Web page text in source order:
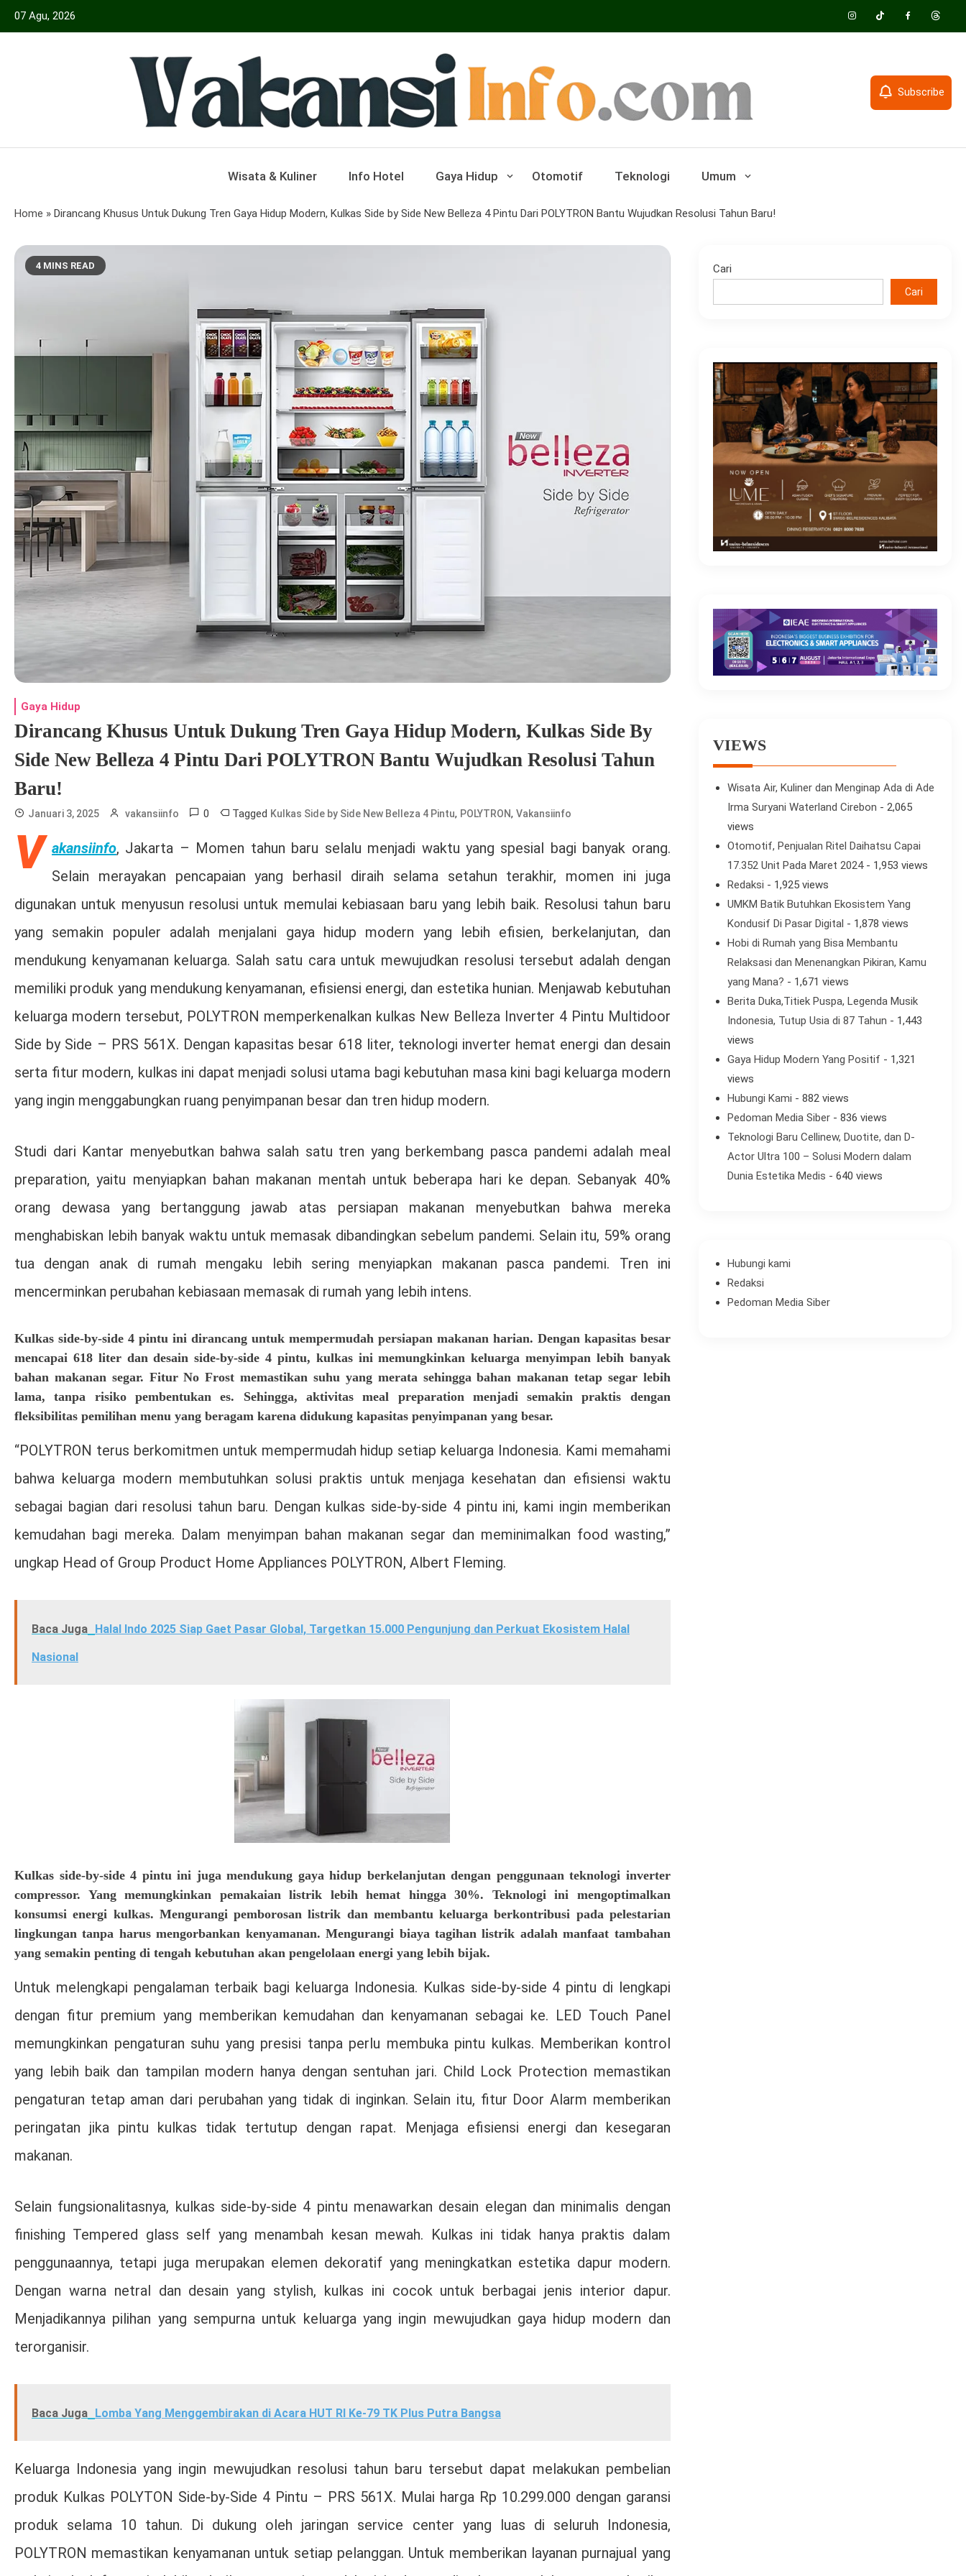
Skip
07 Agu, 2026
Vakansiinfo
Subscribe
Wisata & Kuliner Info Hotel Gaya Hidup Otomotif Teknologi Umum
Home » Dirancang Khusus Untuk Dukung Tren Gaya Hidup Modern, Kulkas Side by Side New Belleza 4 Pintu Dari POLYTRON Bantu Wujudkan Resolusi Tahun Baru!
4 MINS READ
Gaya Hidup
Dirancang Khusus Untuk Dukung Tren Gaya Hidup Modern, Kulkas Side By
Side New Belleza 4 Pintu Dari POLYTRON Bantu Wujudkan Resolusi Tahun
Baru!
Januari 3, 2025 vakansiinfo 0 Tagged Kulkas Side by Side New Belleza 4 Pintu, POLYTRON, Vakansiinfo
V akansiinfo, Jakarta – Momen tahun baru selalu menjadi waktu yang spesial bagi banyak orang.
Selain merayakan pencapaian yang berhasil diraih selama setahun terakhir, momen ini juga
digunakan untuk menyusun resolusi untuk memulai kebiasaan baru yang lebih baik. Resolusi tahun baru
yang semakin populer adalah menjalani gaya hidup modern yang lebih efisien, berkelanjutan, dan
mendukung kenyamanan keluarga. Salah satu cara untuk mewujudkan resolusi tersebut adalah dengan
memiliki produk yang mendukung kenyamanan, efisiensi energi, dan estetika hunian. Menjawab kebutuhan
keluarga modern tersebut, POLYTRON memperkenalkan kulkas New Belleza Inverter 4 Pintu Multidoor
Side by Side – PRS 561X. Dengan kapasitas besar 618 liter, teknologi inverter hemat energi dan desain
serta fitur modern, kulkas ini dapat menjadi solusi utama bagi kebutuhan masa kini bagi keluarga modern
yang ingin menggabungkan ruang penyimpanan besar dan tren hidup modern.
Studi dari Kantar menyebutkan bahwa salah satu tren yang berkembang pasca pandemi adalah meal
preparation, yaitu menyiapkan bahan makanan mentah untuk beberapa hari ke depan. Sebanyak 40%
orang dewasa yang bertanggung jawab atas persiapan makanan menyebutkan bahwa mereka
menghabiskan lebih banyak waktu untuk memasak dibandingkan sebelum pandemi. Selain itu, 59% orang
tua dengan anak di rumah mengaku lebih sering menyiapkan makanan pasca pandemi. Tren ini
mencerminkan perubahan kebiasaan memasak di rumah yang lebih intens.
Kulkas side-by-side 4 pintu ini dirancang untuk mempermudah persiapan makanan harian. Dengan kapasitas besar
mencapai 618 liter dan desain side-by-side 4 pintu, kulkas ini memungkinkan keluarga menyimpan lebih banyak
bahan makanan segar. Fitur No Frost memastikan suhu yang merata sehingga bahan makanan tetap segar lebih
lama, tanpa risiko pembentukan es. Sehingga, aktivitas meal preparation menjadi semakin praktis dengan
fleksibilitas pemilihan menu yang beragam karena didukung kapasitas penyimpanan yang besar.
“POLYTRON terus berkomitmen untuk mempermudah hidup setiap keluarga Indonesia. Kami memahami
bahwa keluarga modern membutuhkan solusi praktis untuk menjaga kesehatan dan efisiensi waktu
sebagai bagian dari resolusi tahun baru. Dengan kulkas side-by-side 4 pintu ini, kami ingin memberikan
kemudahan bagi mereka. Dalam menyimpan bahan makanan segar dan meminimalkan food wasting,”
ungkap Head of Group Product Home Appliances POLYTRON, Albert Fleming.
Baca Juga Halal Indo 2025 Siap Gaet Pasar Global, Targetkan 15.000 Pengunjung dan Perkuat Ekosistem Halal
Nasional
Kulkas side-by-side 4 pintu ini juga mendukung gaya hidup berkelanjutan dengan penggunaan teknologi inverter
compressor. Yang memungkinkan pemakaian listrik lebih hemat hingga 30%. Teknologi ini mengoptimalkan
konsumsi energi kulkas. Mengurangi pemborosan listrik dan membantu keluarga berkontribusi pada pelestarian
lingkungan tanpa harus mengorbankan kenyamanan. Mengurangi biaya tagihan listrik adalah manfaat tambahan
yang semakin penting di tengah kebutuhan akan pengelolaan energi yang lebih bijak.
Untuk melengkapi pengalaman terbaik bagi keluarga Indonesia. Kulkas side-by-side 4 pintu di lengkapi
dengan fitur premium yang memberikan kemudahan dan kenyamanan sebagai ke. LED Touch Panel
memungkinkan pengaturan suhu yang presisi tanpa perlu membuka pintu kulkas. Memberikan kontrol
yang lebih baik dan tampilan modern hanya dengan sentuhan jari. Child Lock Protection memastikan
pengaturan tetap aman dari perubahan yang tidak di inginkan. Selain itu, fitur Door Alarm memberikan
peringatan jika pintu kulkas tidak tertutup dengan rapat. Menjaga efisiensi energi dan kesegaran
makanan.
Selain fungsionalitasnya, kulkas side-by-side 4 pintu menawarkan desain elegan dan minimalis dengan
finishing Tempered glass self yang menambah kesan mewah. Kulkas ini tidak hanya praktis dalam
penggunaannya, tetapi juga merupakan elemen dekoratif yang meningkatkan estetika dapur modern.
Dengan warna netral dan desain yang stylish, kulkas ini cocok untuk berbagai jenis interior dapur.
Menjadikannya pilihan yang sempurna untuk keluarga yang ingin mewujudkan gaya hidup modern dan
terorganisir.
Baca Juga Lomba Yang Menggembirakan di Acara HUT RI Ke-79 TK Plus Putra Bangsa
Keluarga Indonesia yang ingin mewujudkan resolusi tahun baru tersebut dapat melakukan pembelian
produk Kulkas POLYTON Side-by-Side 4 Pintu – PRS 561X. Mulai harga Rp 10.299.000 dengan garansi
produk selama 10 tahun. Di dukung oleh jaringan service center yang luas di seluruh Indonesia,
POLYTRON memastikan kenyamanan untuk setiap pelanggan. Untuk memberikan layanan purnajual yang
Cari
Cari
VIEWS
Wisata Air, Kuliner dan Menginap Ada di Ade
Irma Suryani Waterland Cirebon - 2,065
views
Otomotif, Penjualan Ritel Daihatsu Capai
17.352 Unit Pada Maret 2024- 1,953 views
Redaksi - 1,925 views
UMKM Batik Butuhkan Ekosistem Yang
Kondusif Di Pasar Digital - 1,878 views
Hobi di Rumah yang Bisa Membantu
Relaksasi dan Menenangkan Pikiran, Kamu
yang Mana? - 1,671 views
Berita Duka,Titiek Puspa, Legenda Musik
Indonesia, Tutup Usia di 87 Tahun - 1,443
views
Gaya Hidup Modern Yang Positif - 1,321
views
Hubungi Kami - 882 views
Pedoman Media Siber- 836 views
Teknologi Baru Cellinew, Duotite, dan D-
Actor Ultra 100 – Solusi Modern dalam
Dunia Estetika Medis - 640 views
Hubungi kami
Redaksi
Pedoman Media Siber